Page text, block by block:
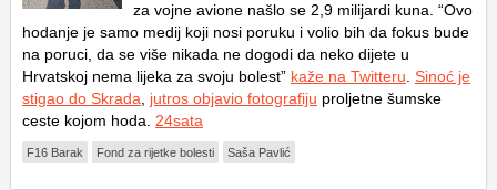
za vojne avione našlo se 2,9 milijardi kuna. “Ovo
hodanje je samo medij koji nosi poruku i volio bih da fokus bude
na poruci, da se više nikada ne dogodi da neko dijete u
Hrvatskoj nema lijeka za svoju bolest” kaže na Twitteru Sinoć je
stigao do Skrada
jutros objavio fotografiju proljetne šumske
ceste kojom hoda. 24sata
F16 Barak Fond za rijetke bolesti Saša Pavlić